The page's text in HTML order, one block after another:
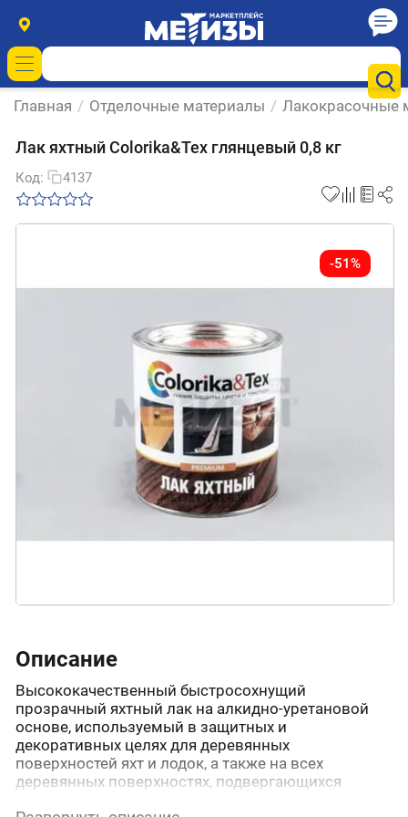
Главная / Отделочные материалы / Лакокрасочные
Лак яхтный Colorika&Tex глянцевый 0,8 кг
Код: 4137
-51%
Описание
Высококачественный быстросохнущий
прозрачный яхтный лак на алкидно-уретановой
основе, используемый в защитных и
декоративных целях для деревянных
поверхностей яхт и лодок, а также на всех
деревянных поверхностях, подвергающихся